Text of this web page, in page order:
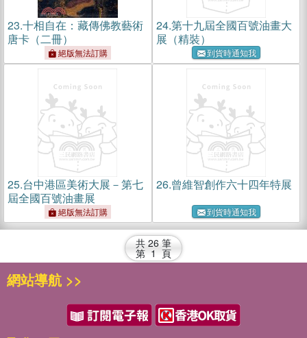
23.十相自在：藏傳佛教藝術
唐卡（二冊）
絕版無法訂購
24.第十九屆全國百號油畫大
展（精裝）
到貨時通知我
25.台中港區美術大展－第七
屆全國百號油畫展
絕版無法訂購
26.曾維智創作六十四年特展
到貨時通知我
共 26 筆
第 1 頁
網站導航 >>